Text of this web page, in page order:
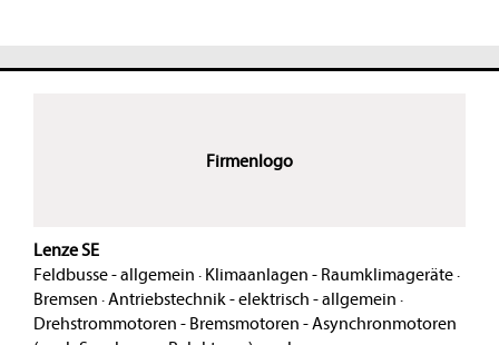
Firmenlogo
Lenze SE
Feldbusse - allgemein · Klimaanlagen - Raumklimageräte·
Bremsen ·Antriebstechnik - elektrisch - allgemein ·
Drehstrommotoren - Bremsmotoren - Asynchronmotoren